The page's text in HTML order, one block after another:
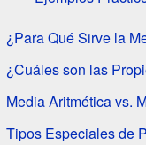
¿Para Qué Sirve la
¿Cuáles son las
Media Aritmética vs.
Tipos Especiales de